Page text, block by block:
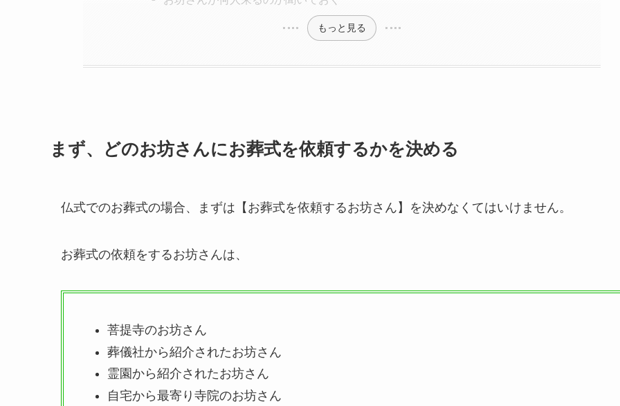
もっと見る
まず、どのお坊さんにお葬式を依頼するかを決める
仏式でのお葬式の場合、まずは【お葬式を依頼するお坊さん】を決めなくてはいけません。
お葬式の依頼をするお坊さんは、
菩提寺のお坊さん
葬儀社から紹介されたお坊さん
霊園から紹介されたお坊さん
自宅から最寄り寺院のお坊さん